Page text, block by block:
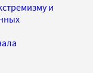
и